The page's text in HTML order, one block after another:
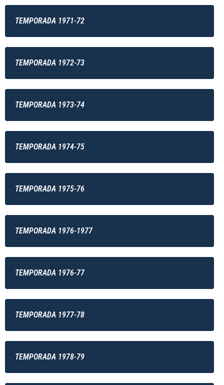
TEMPORADA 1971-72
TEMPORADA 1972-73
TEMPORADA 1973-74
TEMPORADA 1974-75
TEMPORADA 1975-76
TEMPORADA 1976-1977
TEMPORADA 1976-77
TEMPORADA 1977-78
TEMPORADA 1978-79